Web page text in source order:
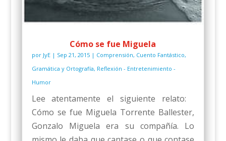
Cómo se fue Miguela
por JyE| Sep 21, 2015| Comprensión, Cuento Fantástico,
Gramática y Ortografía, Reflexión - Entretenimiento -
Humor
Lee atentamente el siguiente relato:
Cómo se fue Miguela Torrente Ballester,
Gonzalo Miguela era su compañía. Lo